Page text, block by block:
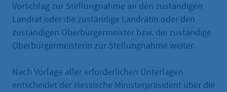
Vorschlag zur Stellungnahme an den zuständigen
Landrat oder die zuständige Landrätin oder den
zuständigen Oberbürgermeister bzw. die zuständige
Oberbürgermeisterin zur Stellungnahme weiter.
Nach Vorlage aller erforderlichen Unterlagen
entscheidet der Hessische Ministerpräsident über die